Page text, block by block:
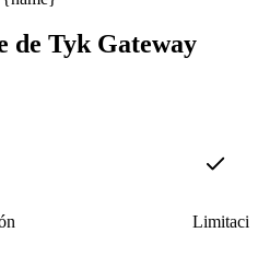
de Tyk Gateway